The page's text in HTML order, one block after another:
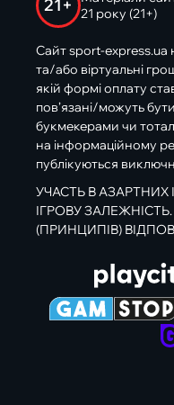
21+
21 року (21+)
Сайт sport-express.ua
та/або віртуальні
якій формі оплату
пов’язані/можуть
букмекерами чи
на інформаційному
публікуються
УЧАСТЬ В
ІГРОВУ
(ПРИНЦИПІВ)